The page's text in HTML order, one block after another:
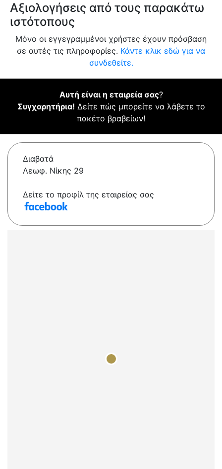
Αξιολογήσεις από τους παρακάτω
ιστότοπους
Μόνο οι εγγεγραμμένοι χρήστες έχουν πρόσβαση
σε αυτές τις πληροφορίες. Κάντε κλικ εδώ για να
συνδεθείτε.
Αυτή είναι η εταιρεία σας?
Συγχαρητήρια! Δείτε πώς μπορείτε να λάβετε το
πακέτο βραβείων!
Διαβατά
Λεωφ. Νίκης 29
Δείτε το προφίλ της εταιρείας σας